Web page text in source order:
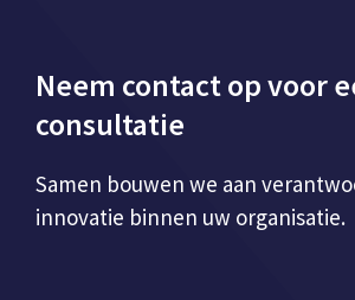
Neem contact op voor
consultatie
Samen bouwen we aan
innovatie binnen uw organisatie.